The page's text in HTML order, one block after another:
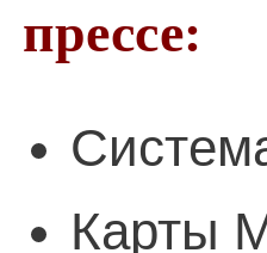
прессе:
Карты